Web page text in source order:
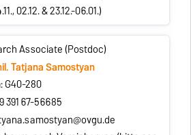
02.12. & 23.12.-06.01.)
Associate (Postdoc)
Tatjana Samostyan
G40-280
391 67-56685